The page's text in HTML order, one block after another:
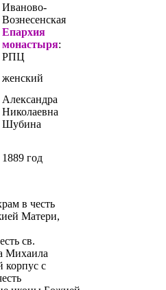
Иваново-
Вознесенская
Епархия
монастыря:
РПЦ
женский
Александра
Николаевна
Шубина
1889 год
в честь
Матери,
св.
Михаила
корпус с